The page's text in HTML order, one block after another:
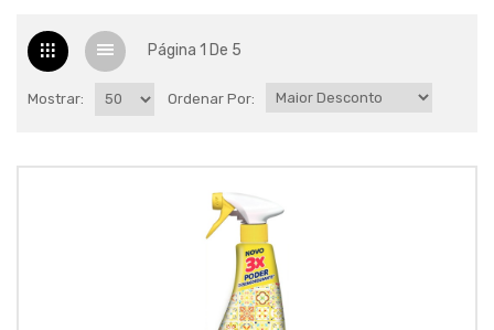
Página 1 De 5
Mostrar: Ordenar Por: